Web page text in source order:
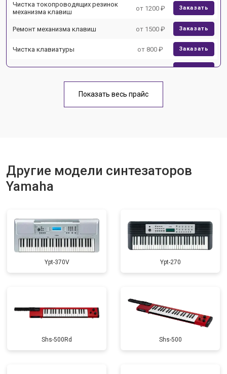
Чистка токопроводящих резинок
механизма клавиш
от 1200 ₽ Заказать
Ремонт механизма клавиш от 1500 ₽ Заказать
Чистка клавиатуры от 800 ₽ Заказать
Ремонт клавиш от 1500 ₽ Заказать
Замена клавиш и уплотнителей от 1000 ₽
Чистка и профилактика
Замена экрана от 1500 ₽ Заказать
Замена стоковых потенциометров
Показать весь прайс
Другие модели синтезаторов
Yamaha
Ypt-370V Ypt-270
Shs-500Rd Shs-500